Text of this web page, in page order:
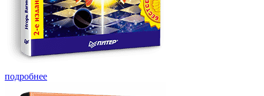
подробнее